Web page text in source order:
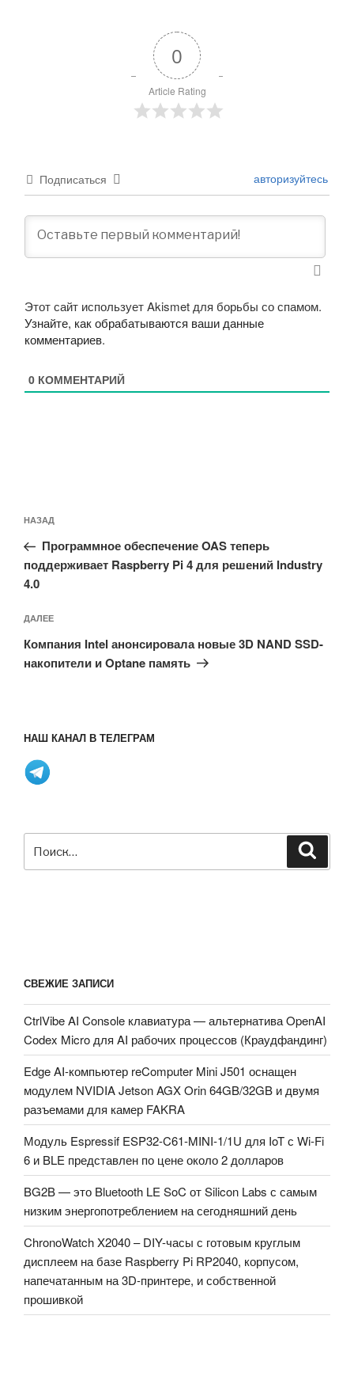
0
Article Rating
Подписаться авторизуйтесь
Этот сайт использует Akismet для борьбы со спамом.
Узнайте, как обрабатываются ваши данные
комментариев.
0 КОММЕНТАРИЙ
по
записям
Предыдущая
запись:
НАЗАД
Программное обеспечение OAS теперь
поддерживает Raspberry Pi 4 для решений Industry
4.0
Следующая
запись
ДАЛЕЕ
Компания Intel анонсировала новые 3D NAND SSD-
накопители и Optane память
НАШ КАНАЛ В ТЕЛЕГРАМ
СВЕЖИЕ ЗАПИСИ
CtrlVibe AI Console клавиатура — альтернатива OpenAI
Codex Micro для AI рабочих процессов (Краудфандинг)
Edge AI-компьютер reComputer Mini J501 оснащен
модулем NVIDIA Jetson AGX Orin 64GB/32GB и двумя
разъемами для камер FAKRA
Модуль Espressif ESP32-C61-MINI-1/1U для IoT с Wi-Fi
6 и BLE представлен по цене около 2 долларов
BG2B — это Bluetooth LE SoC от Silicon Labs с самым
низким энергопотреблением на сегодняшний день
ChronoWatch X2040 – DIY-часы с готовым круглым
дисплеем на базе Raspberry Pi RP2040, корпусом,
напечатанным на 3D-принтере, и собственной
прошивкой